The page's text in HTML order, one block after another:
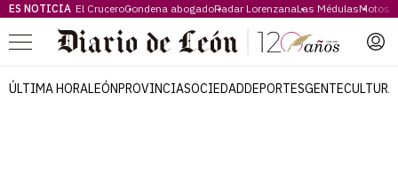
ES NOTICIA El CruceroCondena abogadoRadar LorenzanaLas MédulasMotos
Menú
ÚLTIMA HORALEÓNPROVINCIASOCIEDADDEPORTESGENTECULTURA